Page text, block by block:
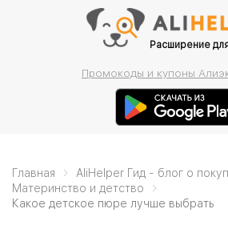
Расширение
Промокоды и купоны
Главная
AliHelper Гид - блог о
Материнство и детство
Какое детское пюре лучше выбрать